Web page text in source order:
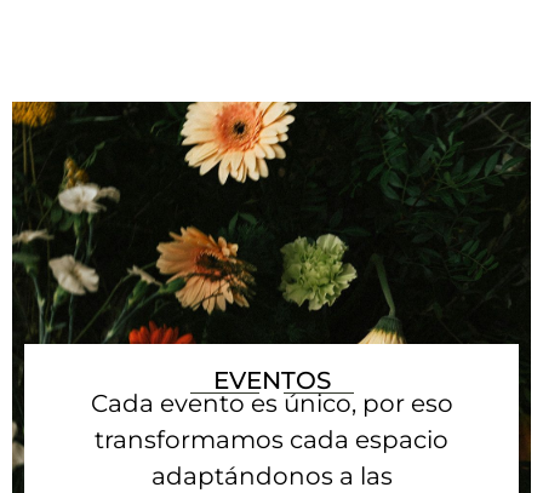
EVENTOS
Cada evento es único, por eso
transformamos cada espacio
adaptándonos a las